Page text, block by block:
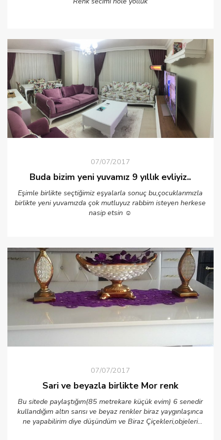
07/07/2017
Buda bizim yeni yuvamız 9 yıllık evliyiz..
Eşimle birlikte seçtiğimiz eşyalarla sonuç bu,çocuklarımızla
birlikte yeni yuvamızda çok mutluyuz rabbim isteyen herkese
nasip etsin ☺
07/07/2017
Sari ve beyazla birlikte Mor renk
Bu sitede paylaştığım(85 metrekare küçük evim) 6 senedir
kullandığım altın sarısı ve beyaz renkler biraz yaygınlaşınca
ne yapabilirim diye düşündüm ve Biraz Çiçekleri,objeleri